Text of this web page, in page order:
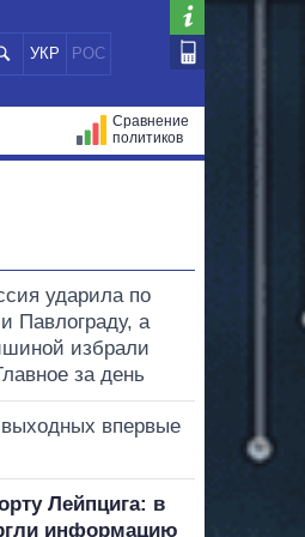
УКР РОС
Сравнение
политиков
ударила по
Павлограду, а
избрали
за день
впервые
Лейпцига: в
информацию